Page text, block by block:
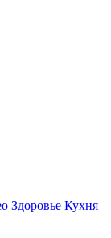
Здоровье Кухня